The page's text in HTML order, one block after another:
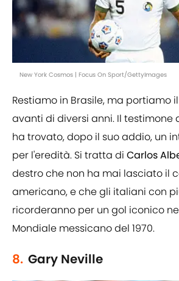
New York Cosmos | Focus On Sport/GettyImages
Restiamo in Brasile, ma portiamo
avanti di diversi anni. Il testimone
ha trovato, dopo il suo addio, un
per l'eredità. Si tratta di Carlos
destro che non ha mai lasciato il
americano, e che gli italiani con
ricorderanno per un gol iconico
Mondiale messicano del 1970.
8. Gary Neville